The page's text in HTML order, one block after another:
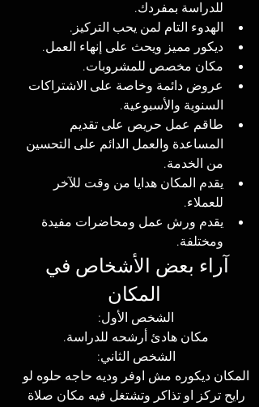
للدراسة بمفردك.
الهدوء التام لمن يحب التركيز.
ديكور مميز ويحث على إنهاء العمل.
مكان مخصص للمشروبات.
عروض دائمة وخاصة على الاشتراكات
السنوية والأسبوعية.
طاقم عمل حريص على تقديم
المساعدة والعمل الدائم على التحسين
من الخدمة.
يقدم المكان هدايا من وقت للآخر
للعملاء.
يقدم ورش عمل ومحاضرات مفيدة
ومختلفة.
آراء بعض الأشخاص في
المكان
الشخص الأول:
مكان هادئ أرشحه للدراسة.
الشخص الثاني:
المكان ديكوره مش اوفر وديه حاجه حلوه لو
رايح تركز او تذاكر وتشتغل فيه مكان صلاة